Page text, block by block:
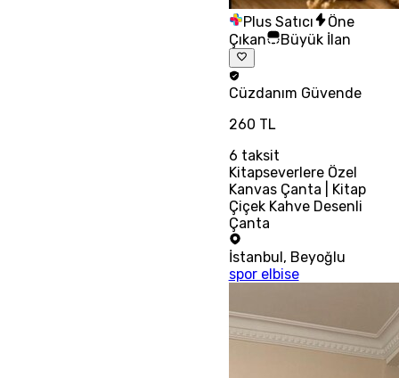
Plus Satıcı
Öne
Çıkan
Büyük İlan
Cüzdanım Güvende
260 TL
6 taksit
Kitapseverlere Özel
Kanvas Çanta | Kitap
Çiçek Kahve Desenli
Çanta
İstanbul, Beyoğlu
spor elbise